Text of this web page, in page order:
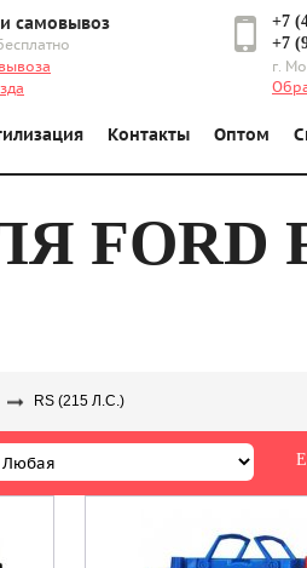
самовывоз
+7
+7
г.
Контакты Оптом
RS (215 Л.С.)